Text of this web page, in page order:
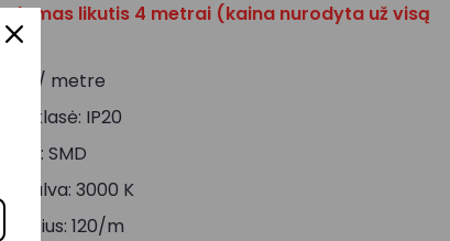
likutis 4 metrai (kaina nurodyta už visą
W/ metre
klasė: IP20
SMD
spalva: 3000 K
skaičius: 120/m